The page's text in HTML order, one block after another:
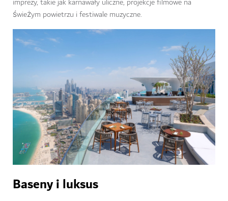
świeżym powietrzu i festiwale muzyczne.
Baseny i luksus